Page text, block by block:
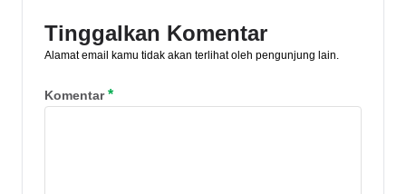
Tinggalkan Komentar
Alamat email kamu tidak akan terlihat oleh pengunjung lain.
Komentar*